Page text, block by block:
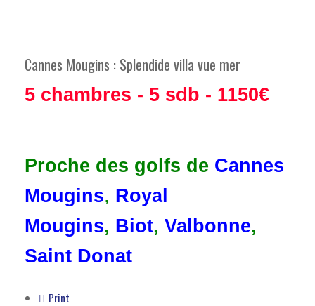
Cannes Mougins : Splendide villa vue mer
5 chambres - 5 sdb - 1150€
Proche des golfs de Cannes
Mougins, Royal
Mougins, Biot, Valbonne,
Saint Donat
Print